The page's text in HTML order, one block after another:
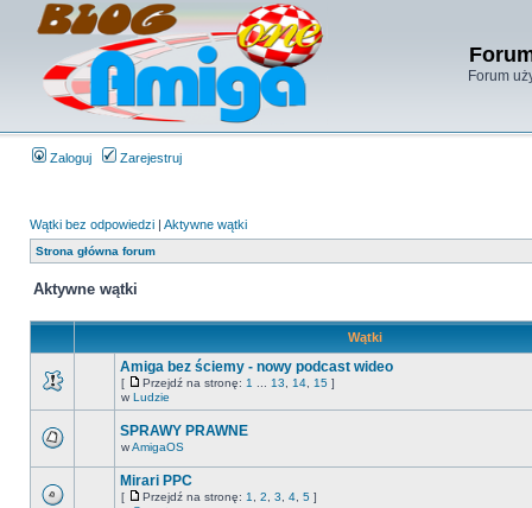
Forum
Zaloguj Zarejestruj
Wątki bez odpowiedzi | Aktywne wątki
Strona główna forum
Aktywne wątki
Wątki
Amiga bez ściemy - nowy podcast wideo
[ Przejdź na stronę: 1 13 14 15 ]
w Ludzie
SPRAWY PRAWNE
wAmigaOS
Mirari PPC
[ Przejdź na stronę: 1 2 3 4 5 ]